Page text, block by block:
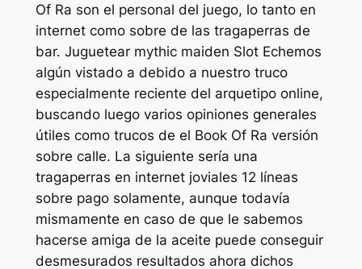
Of Ra son el personal del juego, lo tanto en
internet como sobre de las tragaperras de
bar. Juguetear mythic maiden Slot Echemos
algún vistado a debido a nuestro truco
especialmente reciente del arquetipo online,
buscando luego varios opiniones generales
útiles como trucos de el Book Of Ra versión
sobre calle. La siguiente sería una
tragaperras en internet joviales 12 líneas
sobre pago solamente, aunque todavía
mismamente en caso de que le sabemos
hacerse amiga de la aceite puede conseguir
desmesurados resultados ahora dichos